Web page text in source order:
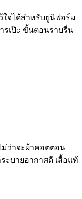
ใจได้สำหรับยูนิฟอร์ม
รเป๊ะ ขั้นตอนราบรื่น
ม่ว่าจะผ้าคอตตอน
ะบายอากาศดี เสื้อแท้